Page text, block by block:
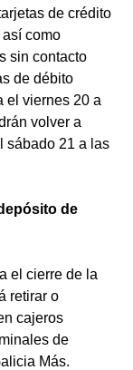
de crédito
como
sin contacto
de débito
el viernes 20 a
volver a
sábado 21 a las
de
el cierre de la
retirar o
cajeros
de
Más.